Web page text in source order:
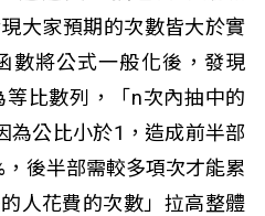
大家預期的次數皆大於實
數將公式一般化後，發現
等比數列，「n次內抽中的
為公比小於1，造成前半部
後半部需較多項次才能累
人花費的次數」拉高整體